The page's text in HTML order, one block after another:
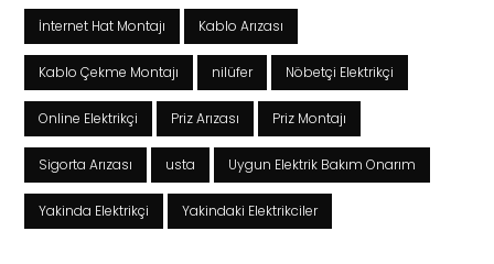
İnternet Hat Montajı Kablo Arızası
Kablo Çekme Montajı nilüfer Nöbetçi Elektrikçi
Online Elektrikçi Priz Arızası Priz Montajı
Sigorta Arızası usta Uygun Elektrik Bakım Onarım
Yakinda Elektrikçi Yakindaki Elektrikciler